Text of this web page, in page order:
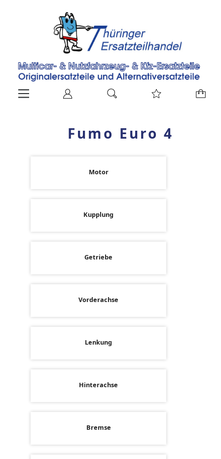
Fumo Euro 4
Motor
Kupplung
Getriebe
Vorderachse
Lenkung
Hinterachse
Bremse